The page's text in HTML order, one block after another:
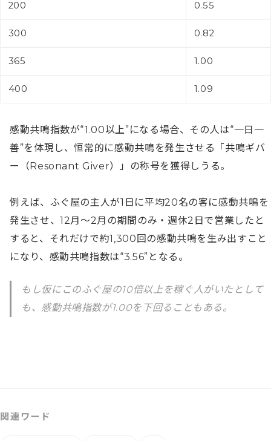
200 0.55
300 0.82
365 1.00
400 1.09
感動共鳴指数が“1.00以上”になる場合、その人は“一日一
善”を体現し、恒常的に感動共鳴を発生させる「共鳴ギバ
ー（Resonant Giver）」の称号を獲得しうる。
例えば、ふぐ屋の主人が1日に平均20名の客に感動共鳴を
発生させ、12月〜2月の期間のみ・週休2日で営業したと
すると、それだけで約1,300回の感動共鳴を生み出すこと
になり、感動共鳴指数は“3.56”となる。
もし仮にこのふぐ屋の10倍以上を稼ぐ人がいたとして
も、感動共鳴指数が1.00を下回ることもある。
関連ワード